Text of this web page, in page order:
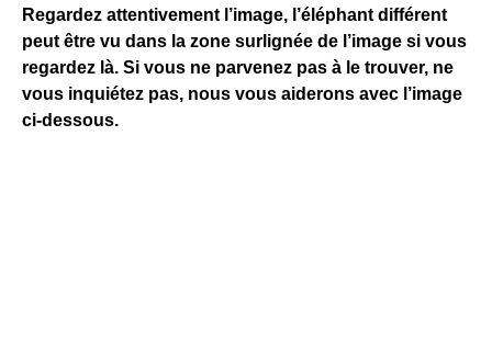
Regardez attentivement l’image, l’éléphant différent
peut être vu dans la zone surlignée de l’image si vous
regardez là. Si vous ne parvenez pas à le trouver, ne
vous inquiétez pas, nous vous aiderons avec l’image
ci-dessous.